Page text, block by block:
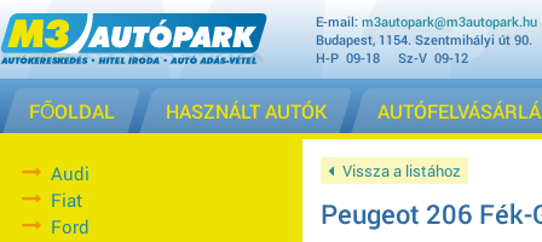
E-mail: m3autopark@m3autopark.hu
Budapest, 1154. Szentmihályi út 90.
H-P 09-18 Sz-V 09-12
FŐOLDAL HASZNÁLT AUTÓK
Audi
Fiat
Ford
Vissza a listához
Peugeot 206